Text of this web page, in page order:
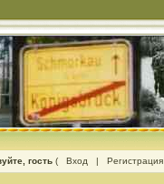
гость ( Вход | Регистрация